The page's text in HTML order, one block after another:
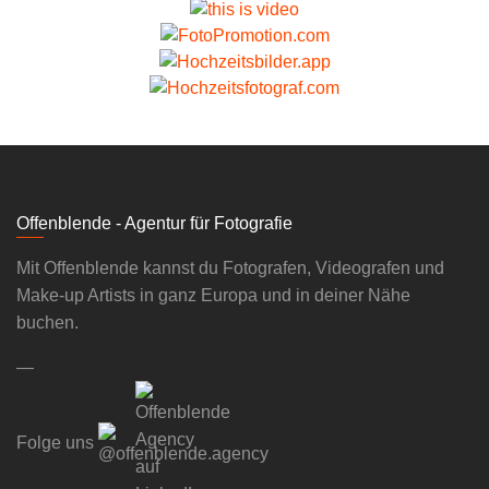
Offenblende - Agentur für Fotografie
Mit Offenblende kannst du Fotografen, Videografen und
Make-up Artists in ganz Europa und in deiner Nähe
buchen.
—
Folge uns